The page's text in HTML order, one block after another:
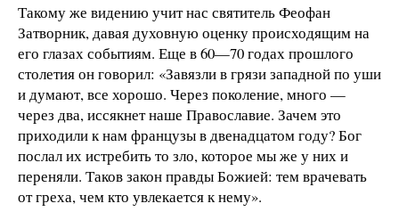
Такому же видению учит нас святитель Феофан
Затворник, давая духовную оценку происходящим на
его глазах событиям. Еще в 60—70 годах прошлого
столетия он говорил: «Завязли в грязи западной по уши
и думают, все хорошо. Через поколение, много —
через два, иссякнет наше Православие. Зачем это
приходили к нам французы в двенадцатом году? Бог
послал их истребить то зло, которое мы же у них и
переняли. Таков закон правды Божией: тем врачевать
от греха, чем кто увлекается к нему».